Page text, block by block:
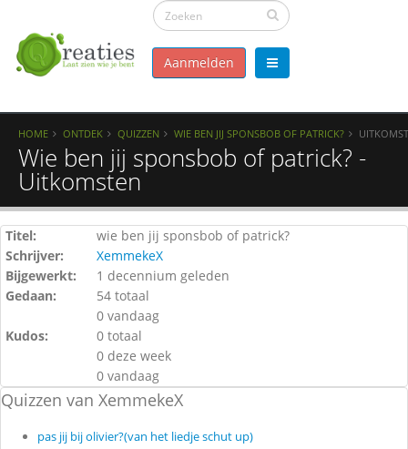
Aanmelden
HOME ONTDEK QUIZZEN WIE BEN JIJ SPONSBOB OF PATRICK?
Wie ben jij sponsbob of patrick? -
Uitkomsten
Titel:
wie ben jij sponsbob of patrick?
Schrijver:
XemmekeX
Bijgewerkt:
1 decennium geleden
Gedaan:
54 totaal
0 vandaag
Kudos:
0 totaal
0 deze week
0 vandaag
Quizzen van XemmekeX
pas jij bij olivier?(van het liedje schut up)